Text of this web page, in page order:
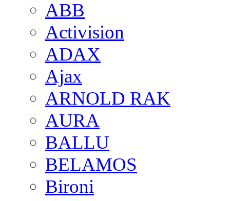
ABB
Activision
ADAX
Ajax
ARNOLD RAK
AURA
BALLU
BELAMOS
Bironi